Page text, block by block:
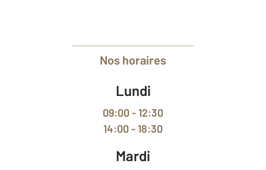
Nos horaires
Lundi
09:00 - 12:30
14:00 - 18:30
Mardi